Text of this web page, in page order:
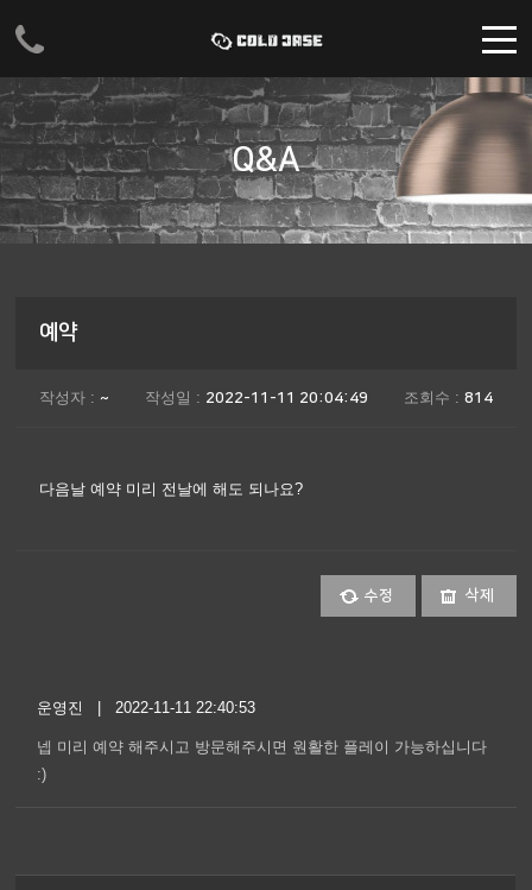
Q&A
예약
작성자 : ~ 작성일 : 2022-11-11 20:04:49 조회수 : 814
다음날 예약 미리 전날에 해도 되나요?
수정 삭제
운영진 | 2022-11-11 22:40:53
넵 미리 예약 해주시고 방문해주시면 원활한 플레이 가능하십니다
:)